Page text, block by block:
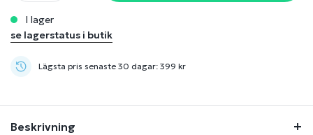
i lager
se lagerstatus i butik
Lägsta pris senaste 30 dagar: 399 kr
Beskrivning